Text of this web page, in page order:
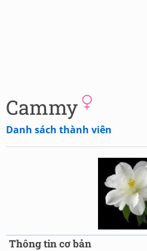
Cammy
Danh sách thành viên
Thông tin cơ bản